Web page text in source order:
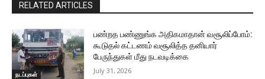
RELATED ARTICLES
நடப்புகள்
பண்றத பண்ணுங்க அதிகமாதான் வசூலிப்போம்:
கூடுதல் கட்டணம் வசூலித்த தனியார்
பேருந்துகள் மீது நடவடிக்கை
July 31, 2026